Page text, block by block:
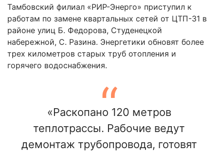
Тамбовский филиал «РИР-Энерго» приступил к
работам по замене квартальных сетей от ЦТП-31 в
районе улиц Б. Федорова, Студенецкой
набережной, С. Разина. Энергетики обновят более
трех километров старых труб отопления и
горячего водоснабжения.
«Раскопано 120 метров
теплотрассы. Рабочие ведут
демонтаж трубопровода, готовят